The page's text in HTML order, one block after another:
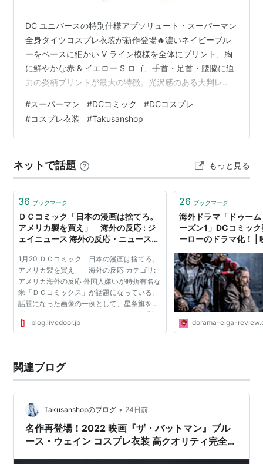
DC ユニバースの特別仕様アブソリュート・スーパーマン
全身タイツコスプレ衣装が新作登場🔥濃いネイビーブル
ーをベースに細かい V ライン模様を全体にプリント、胸
に鮮やかな赤 & イエロー S ロゴ、手首・足首・腰脇に迫
力の炎柄プリントが最大の特徴。光沢感のある大判レッ
細部まで忠実に再現。高伸縮スパンデックス素材で体の
筋肉ラインを美しく引き立て、着脱簡単な一体型タイ
ツ。DC コスイベ、ハロウィン、スタジオ・屋外ロケ撮影
ーマン推しレイヤー必携の限定衣装です。【詳細】​
https://www.taku…
#スーパーマン #DCコミック #DCコスプレ
#コスプレ衣装 #Takusanshop
ネットで話題 もっと見る
36 ブックマーク
ＤＣコミック「日本の漫画は捨てろ。
アメリカ製を買え」 海外の反応 : ジ
ェイニュース 海外の反応・ニュースを
1月20 ＤＣコミック「日本の漫画は捨てろ。
アメリカ製を買え」 海外の反応 カテゴリ:
アメリカ海外の反応 外国人嫌いが時折有名な
米「ＤＣコミックス」が話題になっている。
話題になった画像の一例として、星条旗を掲
げたマッチョなヒーローたちが アメリカ製を
を買うことを煽るコミックスのカバーなどが
blog.livedoor.jp
26 ブックマーク
海外ドラマ「ドゥー
ーズン1」DCコミッ
ーローのドラマ化！ |
ネタバレブログ
dorama-eiga-
関連ブログ
Takusanshopのブログ • 24日前
名作再登場！2022 映画『ザ・バットマン』ブル
ース・ウェイン コスプレ衣装 高クオリティ完全一